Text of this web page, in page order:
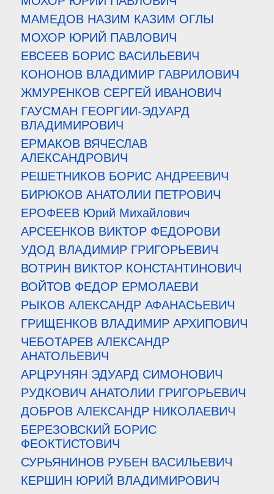
МАМЕДОВ НАЗИМ КАЗИМ ОГЛЫ
МОХОР ЮРИЙ ПАВЛОВИЧ
ЕВСЕЕВ БОРИС ВАСИЛЬЕВИЧ
КОНОНОВ ВЛАДИМИР ГАВРИЛОВИЧ
ЖМУРЕНКОВ СЕРГЕЙ ИВАНОВИЧ
ГАУСМАН ГЕОРГИИ-ЭДУАРД
ВЛАДИМИРОВИЧ
ЕРМАКОВ ВЯЧЕСЛАВ
АЛЕКСАНДРОВИЧ
РЕШЕТНИКОВ БОРИС АНДРЕЕВИЧ
БИРЮКОВ АНАТОЛИИ ПЕТРОВИЧ
ЕРОФЕЕВ Юрий Михайлович
АРСЕЕНКОВ ВИКТОР ФЕДОРОВИ
УДОД ВЛАДИМИР ГРИГОРЬЕВИЧ
ВОТРИН ВИКТОР КОНСТАНТИНОВИЧ
ВОЙТОВ ФЕДОР ЕРМОЛАЕВИ
РЫКОВ АЛЕКСАНДР АФАНАСЬЕВИЧ
ГРИЩЕНКОВ ВЛАДИМИР АРХИПОВИЧ
ЧЕБОТАРЕВ АЛЕКСАНДР
АНАТОЛЬЕВИЧ
АРЦРУНЯН ЭДУАРД СИМОНОВИЧ
РУДКОВИЧ АНАТОЛИИ ГРИГОРЬЕВИЧ
ДОБРОВ АЛЕКСАНДР НИКОЛАЕВИЧ
БЕРЕЗОВСКИЙ БОРИС
ФЕОКТИСТОВИЧ
СУРЬЯНИНОВ РУБЕН ВАСИЛЬЕВИЧ
КЕРШИН ЮРИЙ ВЛАДИМИРОВИЧ